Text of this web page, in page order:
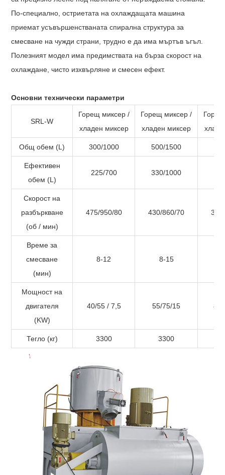
По-специално, остриетата на охлаждащата машина
приемат усъвършенстваната спирална структура за
смесване на чужди страни, трудно е да има мъртъв ъгъл.
Полезният модел има предимствата на бърза скорост на
охлаждане, чисто изхвърляне и смесен ефект.
Основни технически параметри
SRL-W
Горещ миксер /
хладен миксер
Горещ миксер /
хладен миксер
Общ обем (L) 300/1000 500/1500
Ефективен
обем (L)
225/700 330/1000
Скорост на
разбъркване
(об / мин)
475/950/80 430/860/70
Време за
смесване
(мин)
8-12 8-15
Мощност на
двигателя
(KW)
40/55 / ​​7,5 55/75/15 83/
Тегло (кг) 3300 3300